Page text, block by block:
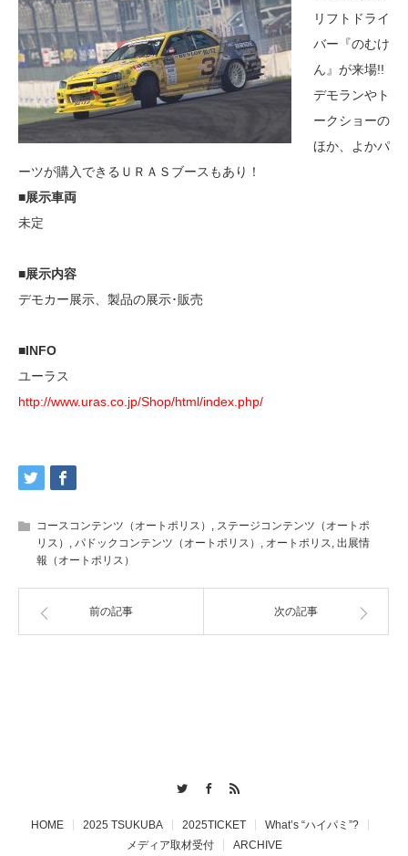
リフトドライ
バー『のむけ
ん』が来場!!
デモランやト
ークショーの
ほか、よかパ
ーツが購入できるＵＲＡＳブースもあり！
■展示車両
未定
■展示内容
デモカー展示、製品の展示･販売
■INFO
ユーラス
http://www.uras.co.jp/Shop/html/index.php/
コースコンテンツ（オートポリス） , ステージコンテンツ（オートポ
リス） , パドックコンテンツ（オートポリス） , オートポリス, 出展情
報（オートポリス）
前の記事 次の記事
HOME 2025 TSUKUBA 2025TICKET
What’s “ハイパミ”?
メディア取材受付
ARCHIVE